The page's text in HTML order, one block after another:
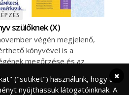
szülőknek (X)
végén megjelenő,
könyvével is a
megőrzése és az
("sütiket") használunk, hogy a
nyújthassuk látogatóinknak. A